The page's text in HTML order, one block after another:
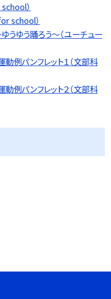
）
school）
ゆう踊ろう〜（ユーチュー
動例パンフレット１（文部科
動例パンフレット２（文部科